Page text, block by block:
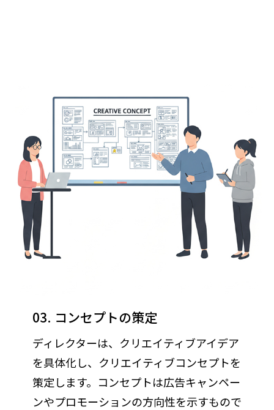
03. コンセプトの策定
ディレクターは、クリエイティブアイデア
を具体化し、クリエイティブコンセプトを
策定します。コンセプトは広告キャンペー
ンやプロモーションの方向性を示すもので